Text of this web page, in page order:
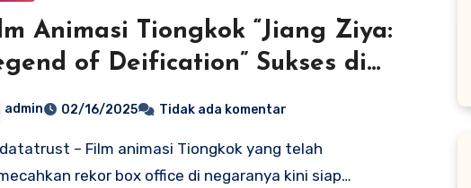
Animasi Tiongkok “Jiang Ziya:
of Deification” Sukses di
Kini Tayang di Bioskop
admin 02/16/2025 Tidak ada komentar
rekor box office di negaranya kini siap…